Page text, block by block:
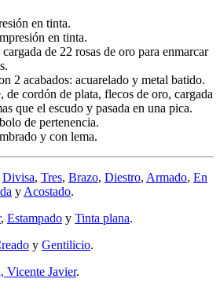
en tinta.
en tinta.
de 22 rosas de oro para enmarcar
2 acabados: acuarelado y metal batido.
de cordón de plata, flecos de oro, cargada
que el escudo y pasada en una pica.
de pertenencia.
y con lema.
Divisa, Tres, Brazo, Diestro, Armado, En
y Acostado.
, Estampado y Tinta plana.
y Gentilicio.
Vicente Javier.